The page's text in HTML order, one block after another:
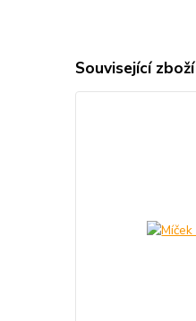
Související zboží